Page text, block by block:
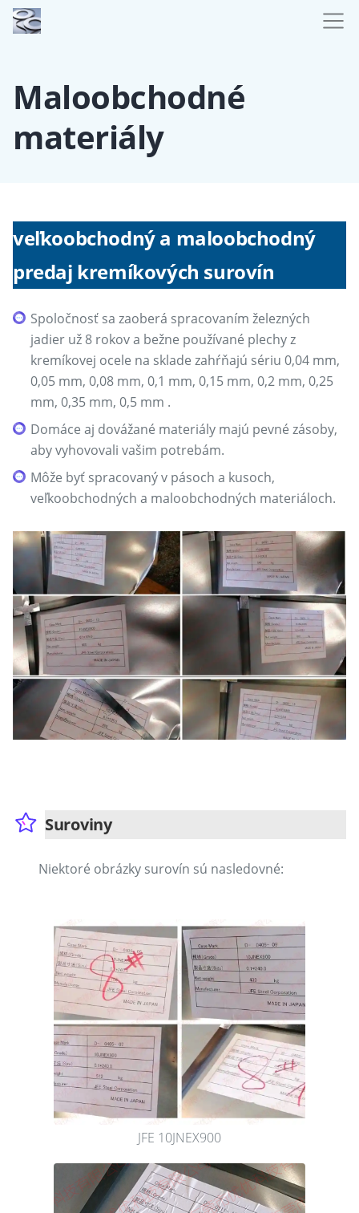
Maloobchodné
materiály
veľkoobchodný a maloobchodný
predaj kremíkových surovín
Spoločnosť sa zaoberá spracovaním železných
jadier už 8 rokov a bežne používané plechy z
kremíkovej ocele na sklade zahŕňajú sériu 0,04 mm,
0,05 mm, 0,08 mm, 0,1 mm, 0,15 mm, 0,2 mm, 0,25
mm, 0,35 mm, 0,5 mm .
Domáce aj dovážané materiály majú pevné zásoby,
aby vyhovovali vašim potrebám.
Môže byť spracovaný v pásoch a kusoch,
veľkoobchodných a maloobchodných materiáloch.
Suroviny
Niektoré obrázky surovín sú nasledovné:
JFE 10JNEX900